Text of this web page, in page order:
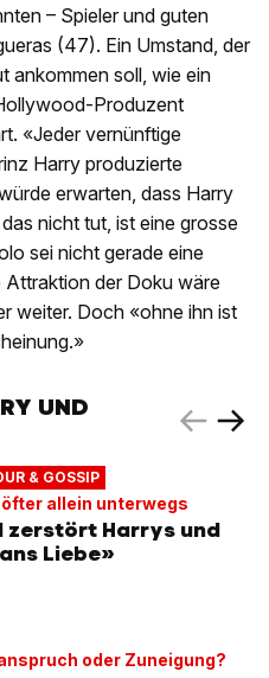
– Spieler und guten
(47). Ein Umstand, der
ankommen soll, wie ein
Produzent
«Jeder vernünftige
Harry produzierte
erwarten, dass Harry
nicht tut, ist eine grosse
sei nicht gerade eine
der Doku wäre
weiter. Doch «ohne ihn ist
UND
& GOSSIP
allein unterwegs
zerstört Harrys und
Liebe»
oder Zuneigung?